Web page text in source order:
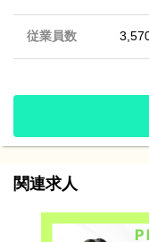
従業員数
関連求人